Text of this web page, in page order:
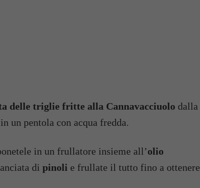
delle triglie fritte alla Cannavacciuolo dalla
un pentola con acqua fredda.
in un frullatore insieme all’olio
di pinoli e frullate il tutto fino a ottenere